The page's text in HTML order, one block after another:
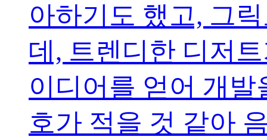
아하기도 했고, 그
데, 트렌디한 디저
이디어를 얻어 개
호가 적을 것 같아